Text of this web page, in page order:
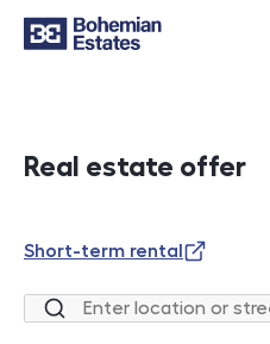
Real estate offer
Short-term rental
Location or street